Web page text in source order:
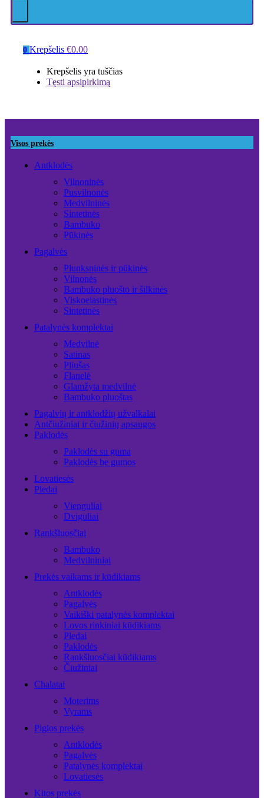
0 Krepšelis €0.00
Krepšelis yra tuščias
Tęsti apsipirkimą
Visos prekės
Antklodės
Vilnoninės
Pusvilnonės
Medvilninės
Sintetinės
Bambuko
Pūkinės
Pagalvės
Plunksninės ir pūkinės
Vilnonės
Bambuko pluošto ir šilkinės
Viskoelastinės
Sintetinės
Patalynės komplektai
Medvilnė
Satinas
Pliušas
Flanelė
Glamžyta medvilnė
Bambuko pluoštas
Pagalvių ir antklodžių užvalkalai
Antčiužiniai ir čiužinių apsaugos
Paklodės
Paklodės su guma
Paklodės be gumos
Lovatiesės
Pledai
Vienguliai
Dviguliai
Rankšluosčiai
Bambuko
Medvilniniai
Prekės vaikams ir kūdikiams
Antklodės
Pagalvės
Vaikiški patalynės komplektai
Lovos rinkiniai kūdikiams
Pledai
Paklodės
Rankšluosčiai kūdikiams
Čiužiniai
Chalatai
Moterims
Vyrams
Pigios prekės
Antklodės
Pagalvės
Patalynės komplektai
Lovatiesės
Kitos prekės